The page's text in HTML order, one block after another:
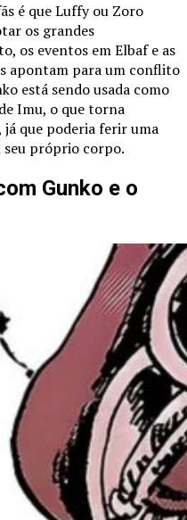
é que Luffy ou Zoro
os grandes
os eventos em Elbaf e as
apontam para um conflito
está sendo usada como
Imu, o que torna
que poderia ferir uma
seu próprio corpo.
Gunko e o